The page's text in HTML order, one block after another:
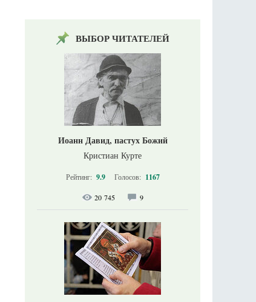
ВЫБОР ЧИТАТЕЛЕЙ
Иоанн Давид, пастух Божий
Кристиан Курте
Рейтинг: 9.9 Голосов: 1167
20 745 9